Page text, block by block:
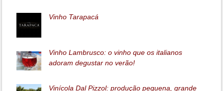
Vinho Tarapacá
Vinho Lambrusco: o vinho que os italianos
adoram degustar no verão!
Vinícola Dal Pizzol: produção pequena, grande